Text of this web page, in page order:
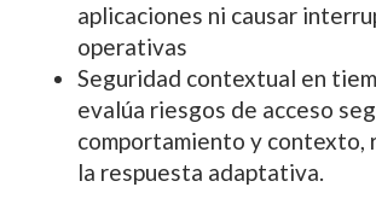
aplicaciones ni causar
operativas
Seguridad contextual en
evalúa riesgos de acceso
comportamiento y contexto,
la respuesta adaptativa.